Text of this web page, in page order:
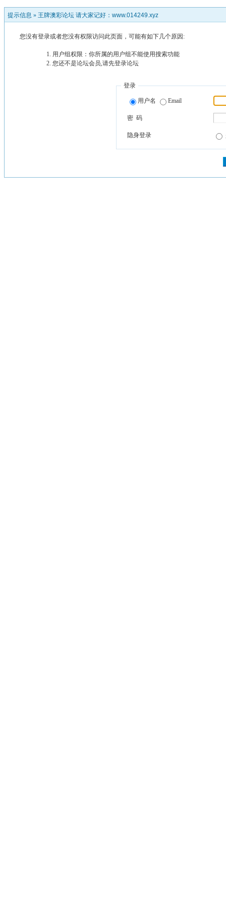
提示信息 » 王牌澳彩论坛 请大家记好：www.014249.xyz
您没有登录或者您没有权限访问此页面，可能有如下几个原因:
用户组权限：你所属的用户组不能使用搜索功能
您还不是论坛会员,请先登录论坛
登录
用户名 Email
密 码
隐身登录